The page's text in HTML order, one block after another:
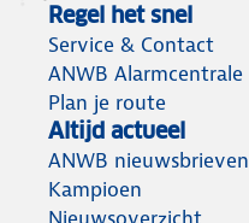
Regel het snel
Service & Contact
ANWB Alarmcentrale
Plan je route
Altijd actueel
ANWB nieuwsbrieven
Kampioen